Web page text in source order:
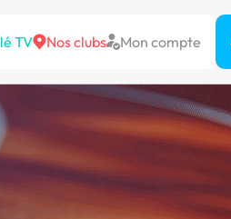
TV Nos clubs Mon compte